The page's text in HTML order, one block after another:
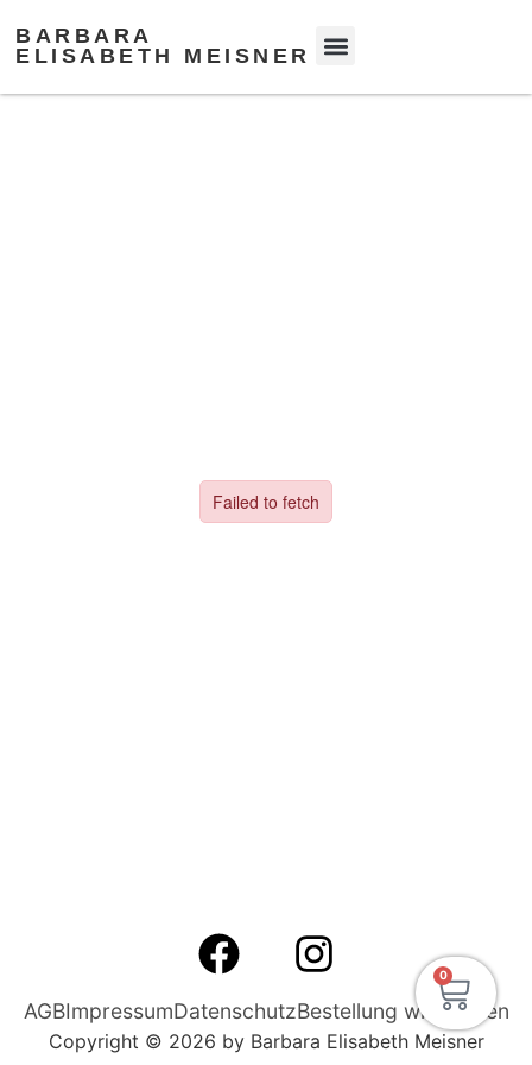
BARBARA
ELISABETH MEISNER
Copyright © 2026 by Barbara Elisabeth Meisner
AGBImpressumDatenschutzBestellung widerrufen
0